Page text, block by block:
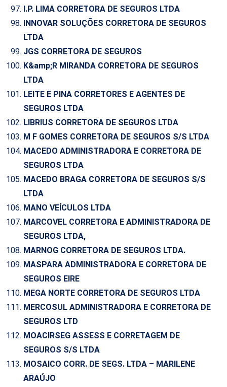
I.P. LIMA CORRETORA DE SEGUROS LTDA
INNOVAR SOLUÇÕES CORRETORA DE SEGUROS
LTDA
JGS CORRETORA DE SEGUROS
K&amp;R MIRANDA CORRETORA DE SEGUROS
LTDA
LEITE E PINA CORRETORES E AGENTES DE
SEGUROS LTDA
LIBRIUS CORRETORA DE SEGUROS LTDA
M F GOMES CORRETORA DE SEGUROS S/S LTDA
MACEDO ADMINISTRADORA E CORRETORA DE
SEGUROS LTDA
MACEDO BRAGA CORRETORA DE SEGUROS S/S
LTDA
MANO VEÍCULOS LTDA
MARCOVEL CORRETORA E ADMINISTRADORA DE
SEGUROS LTDA,
MARNOG CORRETORA DE SEGUROS LTDA.
MASPARA ADMINISTRADORA E CORRETORA DE
SEGUROS EIRE
MEGA NORTE CORRETORA DE SEGUROS LTDA
MERCOSUL ADMINISTRADORA E CORRETORA DE
SEGUROS LTD
MOACIRSEG ASSESS E CORRETAGEM DE
SEGUROS S/S LTDA
MOSAICO CORR. DE SEGS. LTDA – MARILENE
ARAÚJO